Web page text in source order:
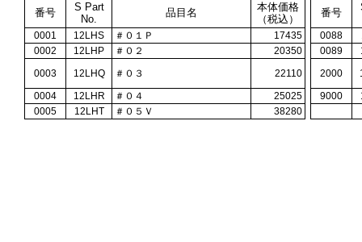
番号
S Part
No.
品目名
本体価格
（税込）
番号
0001 12LHS ＃０１Ｐ 17435 0088
0002
12LHP ＃０２ 20350 0089
0003
12LHQ ＃０３ 22110 2000
0004
12LHR ＃０４ 25025 9000
0005
12LHT ＃０５Ｖ 38280